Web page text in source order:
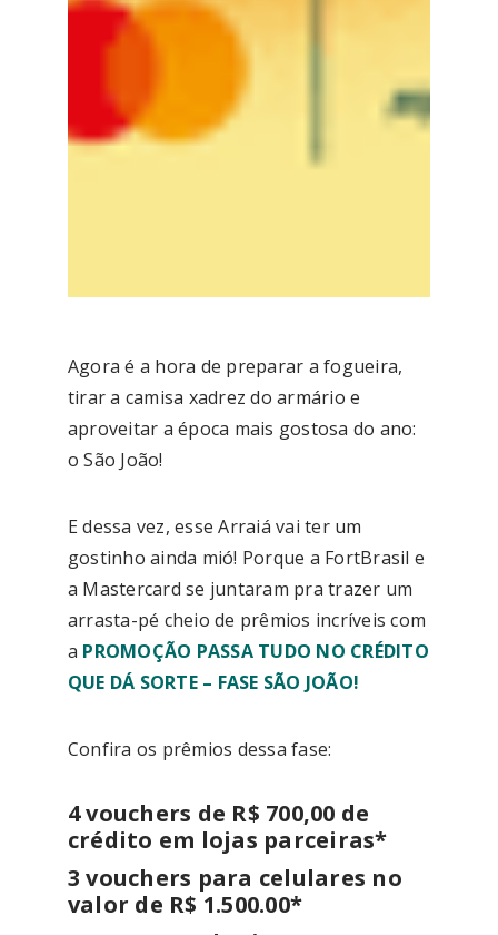
Agora é a hora de preparar a fogueira,
tirar a camisa xadrez do armário e
aproveitar a época mais gostosa do ano:
o São João!
E dessa vez, esse Arraiá vai ter um
gostinho ainda mió! Porque a FortBrasil e
a Mastercard se juntaram pra trazer um
arrasta-pé cheio de prêmios incríveis com
a PROMOÇÃO PASSA TUDO NO CRÉDITO
QUE DÁ SORTE – FASE SÃO JOÃO!
Confira os prêmios dessa fase:
4 vouchers de R$ 700,00 de
crédito em lojas parceiras*
3 vouchers para celulares no
valor de R$ 1.500.00*